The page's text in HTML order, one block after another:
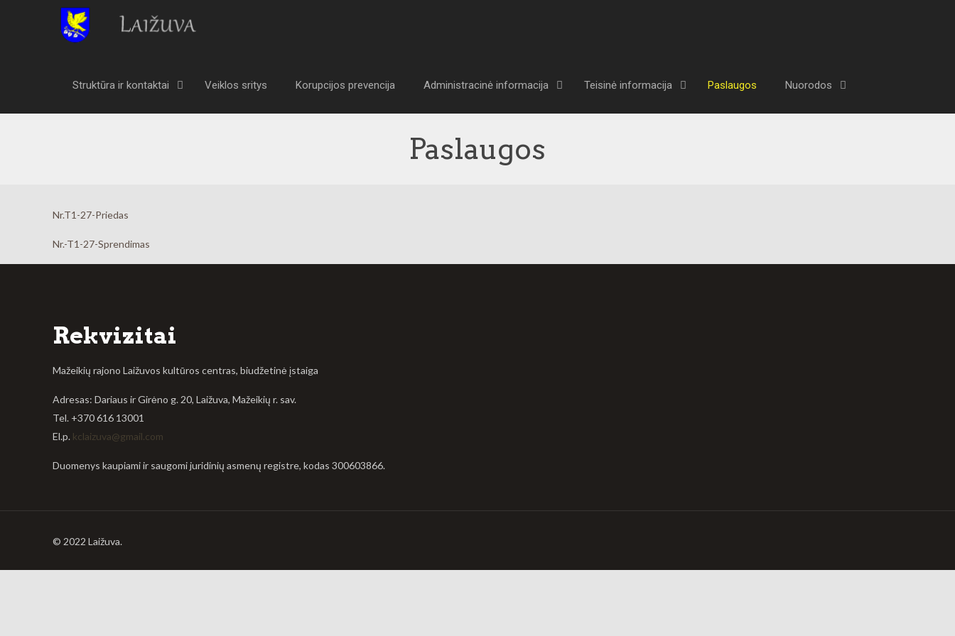
Struktūra ir kontaktai Veiklos sritys Korupcijos prevencija Administracinė informacija Teisinė informacija Paslaugos Nuorodos
Paslaugos
Nr.T1-27-Priedas
Nr.-T1-27-Sprendimas
Rekvizitai
Mažeikių rajono Laižuvos kultūros centras, biudžetinė įstaiga
Adresas: Dariaus ir Girėno g. 20, Laižuva, Mažeikių r. sav.
Tel. +370 616 13001
El.p. kclaizuva@gmail.com
Duomenys kaupiami ir saugomi juridinių asmenų registre, kodas 300603866.
© 2022 Laižuva.